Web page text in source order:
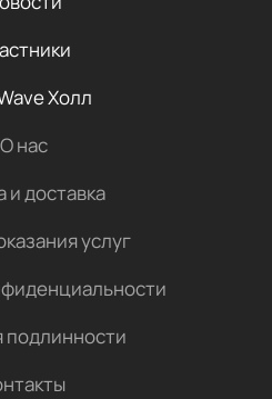
Холл
О нас
и доставка
услуг
подлинности